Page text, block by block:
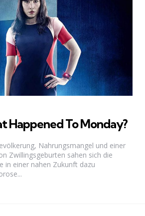
Happened To Monday?
Nahrungsmangel und einer
Zwillingsgeburten sahen sich die
in einer nahen Zukunft dazu